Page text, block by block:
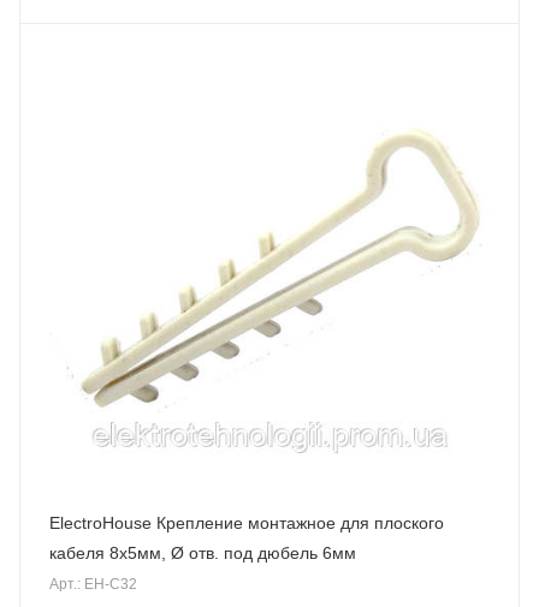
ElectroHouse Крепление монтажное для плоского
кабеля 8x5мм, Ø отв. под дюбель 6мм
Арт.: EH-C32